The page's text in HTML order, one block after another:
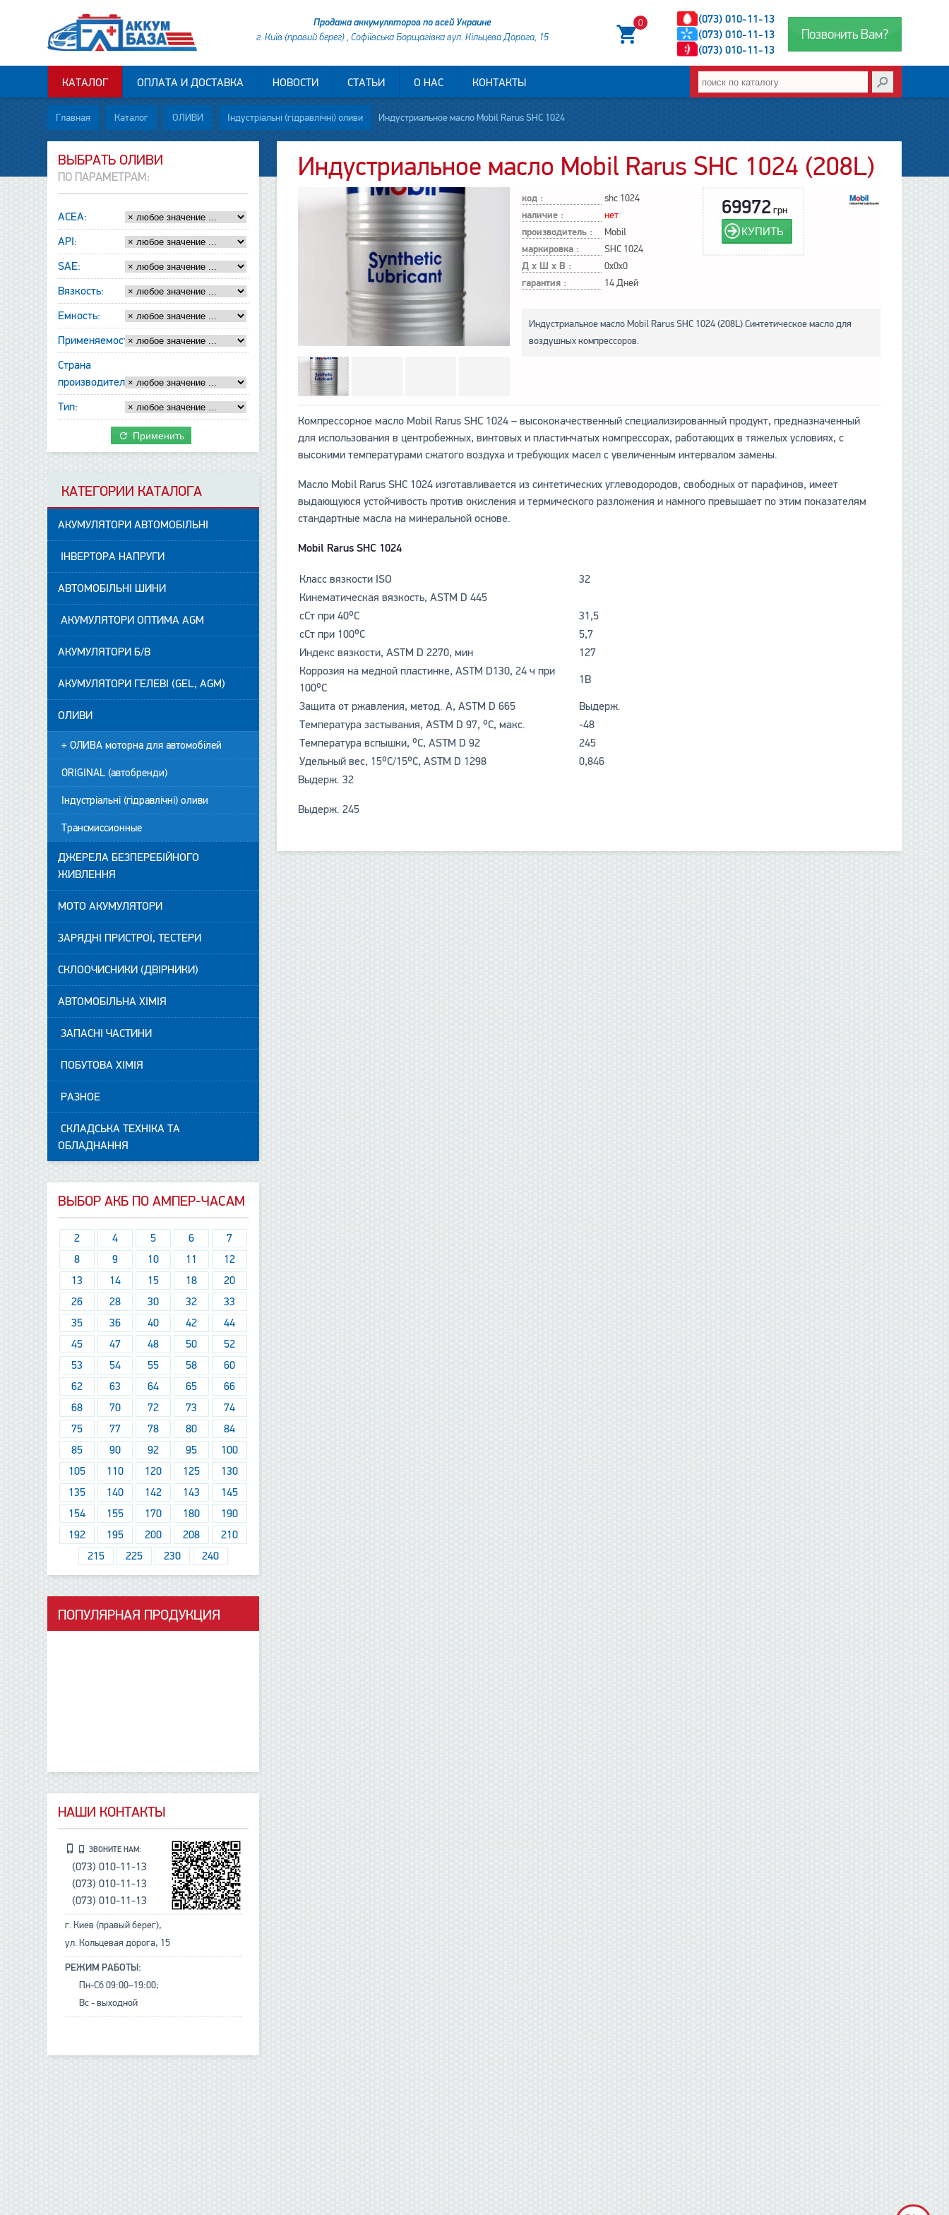
Позвонить Вам?
(073) 010-11-13
(073) 010-11-13
(073) 010-11-13
0
Продажа аккумуляторов по всей Украине
г. Київ (правий берег) , Софіївська Борщагівка вул. Кільцева Дорога, 15
КАТАЛОГ ОПЛАТА И ДОСТАВКА НОВОСТИ СТАТЬИ О НАС КОНТАКТЫ
Главная Каталог ОЛИВИ Індустріальні (гідравлічні) оливи Индустриальное масло Mobil Rarus SHC 1024
Индустриальное масло Mobil Rarus SHC 1024 (208L)
код : shc 1024
наличие : нет
производитель : Mobil
маркировка : SHC 1024
Д х Ш х В : 0x0x0
гарантия : 14 Дней
69972грн
КУПИТЬ
Индустриальное масло Mobil Rarus SHC 1024 (208L) Синтетическое масло для
воздушных компрессоров.
Компрессорное масло Mobil Rarus SHC 1024 – высококачественный специализированный продукт, предназначенный
для использования в центробежных, винтовых и пластинчатых компрессорах, работающих в тяжелых условиях, с
высокими температурами сжатого воздуха и требующих масел с увеличенным интервалом замены.
Масло Mobil Rarus SHC 1024 изготавливается из синтетических углеводородов, свободных от парафинов, имеет
выдающуюся устойчивость против окисления и термического разложения и намного превышает по этим показателям
стандартные масла на минеральной основе.
Mobil Rarus SHC 1024
Класс вязкости ISO
32
Кинематическая вязкость, ASTM D 445
сСт при 40ºC
31,5
сСт при 100ºC
5,7
Индекс вязкости, ASTM D 2270, мин
127
Коррозия на медной пластинке, ASTM D130, 24 ч при
100ºC
1В
Защита от ржавления, метод. А, ASTM D 665
Выдерж.
Температура застывания, ASTM D 97, ºC, макс.
-48
Температура вспышки, ºC, ASTM D 92
245
Удельный вес, 15ºC/15ºC, ASTM D 1298
0,846
Выдерж. 32
Выдерж. 245
ВЫБРАТЬ ОЛИВИ
ПО ПАРАМЕТРАМ:
ACEA:
API:
SAE:
Вязкость:
Емкость:
Применяемость:
Страна
производитель:
Тип:
Применить
КАТЕГОРИИ КАТАЛОГА
АКУМУЛЯТОРИ АВТОМОБІЛЬНІ
ІНВЕРТОРА НАПРУГИ
АВТОМОБІЛЬНІ ШИНИ
АКУМУЛЯТОРИ ОПТИМА AGM
АКУМУЛЯТОРИ Б/В
АКУМУЛЯТОРИ ГЕЛЕВІ (GEL, AGM)
ОЛИВИ
+ ОЛИВА моторна для автомобілей
ORIGINAL (автобренди)
Індустріальні (гідравлічні) оливи
Трансмиссионные
ДЖЕРЕЛА БЕЗПЕРЕБІЙНОГО
ЖИВЛЕННЯ
МОТО АКУМУЛЯТОРИ
ЗАРЯДНІ ПРИСТРОЇ, ТЕСТЕРИ
СКЛООЧИСНИКИ (ДВІРНИКИ)
АВТОМОБІЛЬНА ХІМІЯ
ЗАПАСНІ ЧАСТИНИ
ПОБУТОВА ХІМІЯ
РАЗНОЕ
СКЛАДСЬКА ТЕХНІКА ТА
ОБЛАДНАННЯ
ВЫБОР АКБ ПО АМПЕР-ЧАСАМ
2 4 5 6
7
8
9 10 11
12
13
14 15 18
20
26
28 30 32
33
35
36 40 42
44
45
47 48 50
52
53
54 55 58
60
62
63 64 65
66
68
70 72 73
74
75
77 78 80
84
85
90 92 95
100
105
110 120 125
130
135
140 142 143
145
154
155 170 180
190
192
195 200 208
210
215
225 230 240
ПОПУЛЯРНАЯ ПРОДУКЦИЯ
данные отсутствуют
НАШИ КОНТАКТЫ
ЗВОНИТЕ НАМ:
(073) 010-11-13
(073) 010-11-13
(073) 010-11-13
г. Киев (правый берег),
ул. Кольцевая дорога, 15
РЕЖИМ РАБОТЫ:
Пн-Сб 09:00–19:00;
Вс - выходной